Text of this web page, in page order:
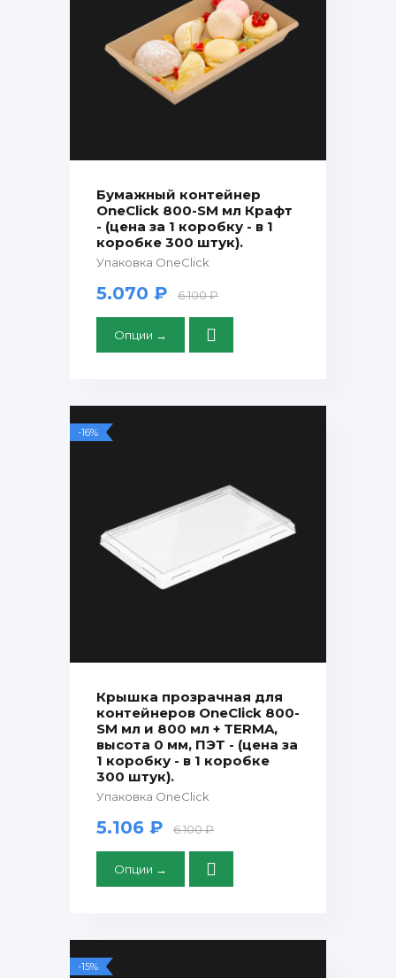
Бумажный контейнер
OneClick 800-SM мл Крафт
- (цена за 1 коробку - в 1
коробке 300 штук).
Упаковка OneClick
5.070 ₽ 6.100 ₽
Опции →
-16%
Крышка прозрачная для
контейнеров OneClick 800-
SM мл и 800 мл + TERMA,
высота 0 мм, ПЭТ - (цена за
1 коробку - в 1 коробке
300 штук).
Упаковка OneClick
5.106 ₽ 6.100 ₽
Опции →
-15%